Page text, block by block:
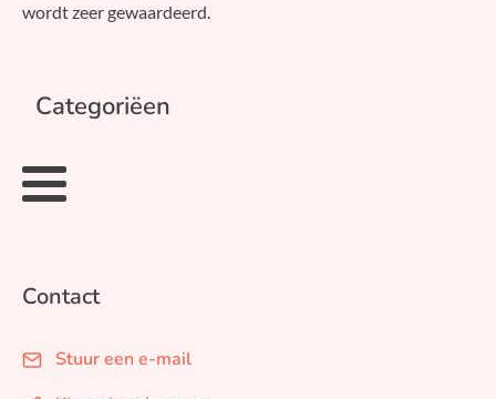
wordt zeer gewaardeerd.
Categoriëen
Contact
Stuur een e-mail